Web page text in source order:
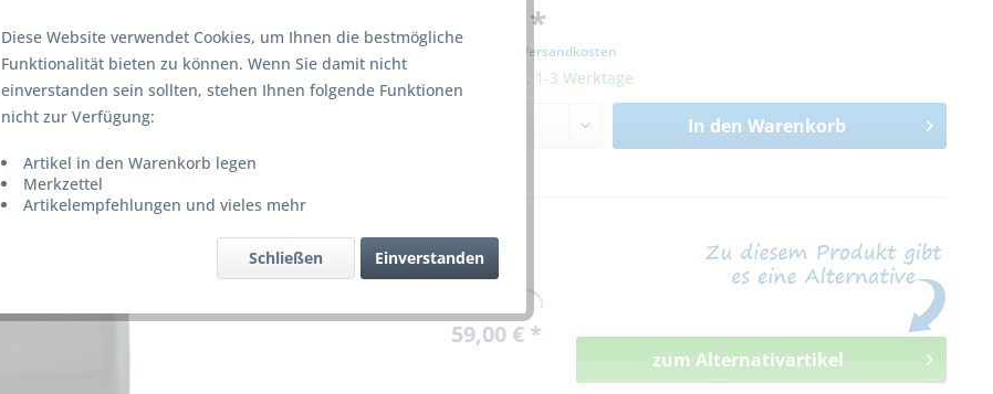
72,00 € *
inkl. MwSt. zzgl. Versandkosten
Lieferzeit ca. 1-3 Werktage
In den Warenkorb
59,00 € *
zum Alternativartikel
Diese Website verwendet Cookies, um Ihnen die bestmögliche
Funktionalität bieten zu können. Wenn Sie damit nicht
einverstanden sein sollten, stehen Ihnen folgende Funktionen
nicht zur Verfügung:
Artikel in den Warenkorb legen
Merkzettel
Artikelempfehlungen und vieles mehr
Einverstanden
Schließen